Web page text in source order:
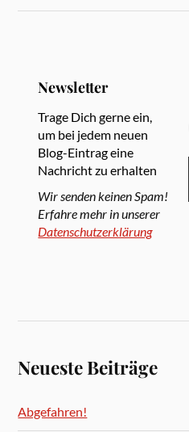
Newsletter
Trage Dich gerne ein,
um bei jedem neuen
Blog-Eintrag eine
Nachricht zu erhalten
Wir senden keinen Spam!
Erfahre mehr in unserer
Datenschutzerklärung
Neueste Beiträge
Abgefahren!